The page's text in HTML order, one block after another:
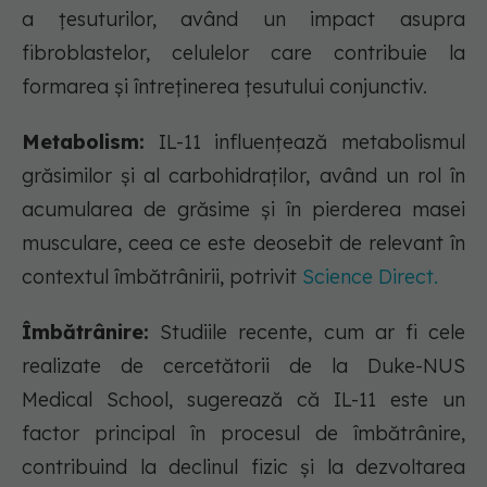
a țesuturilor, având un impact asupra
fibroblastelor, celulelor care contribuie la
formarea și întreținerea țesutului conjunctiv.
Metabolism: IL-11 influențează metabolismul
grăsimilor și al carbohidraților, având un rol în
acumularea de grăsime și în pierderea masei
musculare, ceea ce este deosebit de relevant în
contextul îmbătrânirii, potrivit Science Direct.
Îmbătrânire: Studiile recente, cum ar fi cele
realizate de cercetătorii de la Duke-NUS
Medical School, sugerează că IL-11 este un
factor principal în procesul de îmbătrânire,
contribuind la declinul fizic și la dezvoltarea